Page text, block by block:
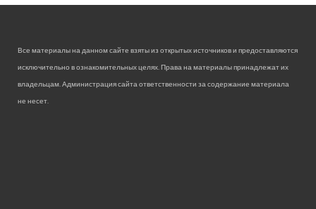
Все материалы на данном сайте взяты из открытых источников и предоставляются
исключительно в ознакомительных целях. Права на материалы принадлежат их
владельцам. Администрация сайта ответственности за содержание материала
не несет.